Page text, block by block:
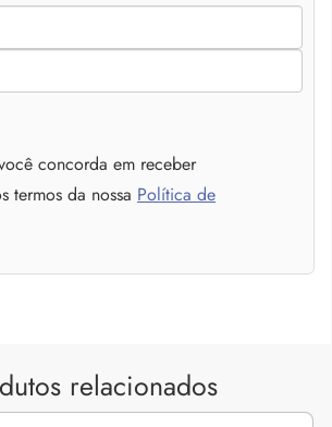
concorda em receber
termos da nossa Política de
relacionados